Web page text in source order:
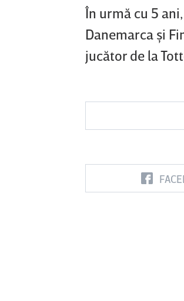
În urmă cu 5
Danemarca şi
jucător de la